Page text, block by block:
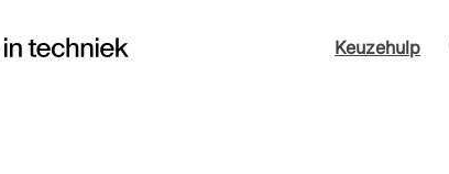
Keuzehulp